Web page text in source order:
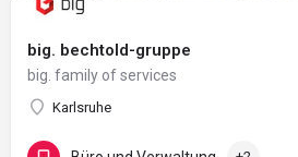
big. bechtold-gruppe
big. family of services
Karlsruhe